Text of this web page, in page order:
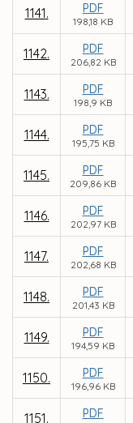
1141. PDF
198,18 KB
1142. PDF
206,82 KB
1143. PDF
198,9 KB
1144. PDF
195,75 KB
1145. PDF
209,86 KB
1146. PDF
202,97 KB
1147. PDF
202,68 KB
1148. PDF
201,43 KB
1149. PDF
194,59 KB
1150. PDF
196,96 KB
1151. PDF